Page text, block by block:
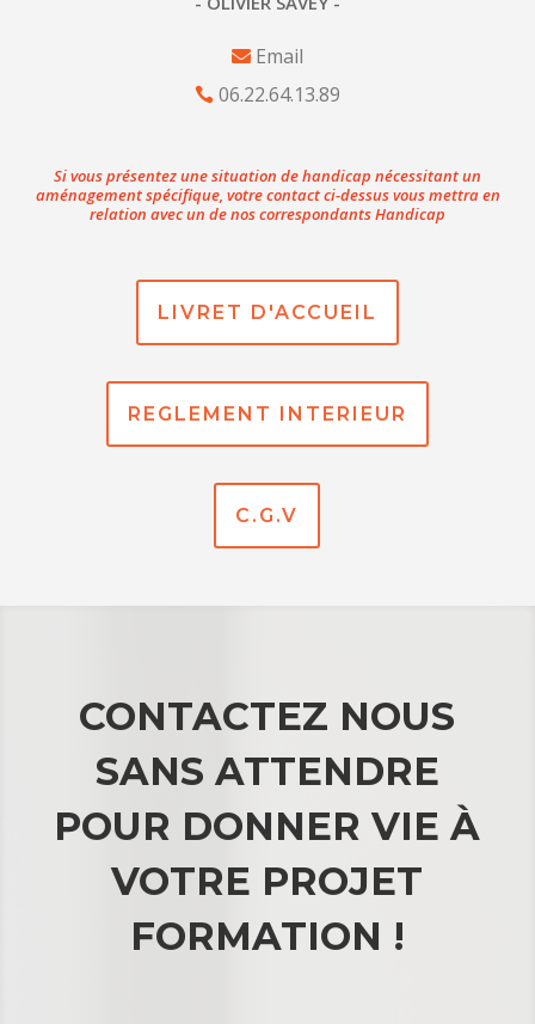
Email
06.22.64.13.89
Si vous présentez une situation de handicap nécessitant un
aménagement spécifique, votre contact ci-dessus vous mettra en
relation avec un de nos correspondants Handicap
LIVRET D'ACCUEIL
REGLEMENT INTERIEUR
C.G.V
CONTACTEZ NOUS
SANS ATTENDRE
POUR DONNER VIE À
VOTRE PROJET
FORMATION !